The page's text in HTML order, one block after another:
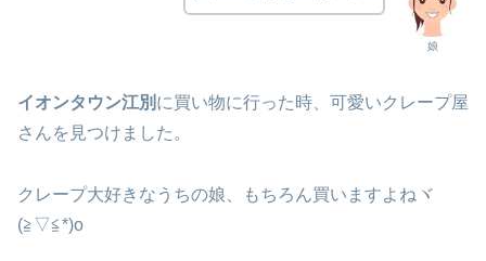
娘
イオンタウン江別 に買い物に行った時、可愛いクレープ屋
さんを見つけました。
クレープ大好きなうちの娘、もちろん買いますよねヾ
(≧▽≦*)o